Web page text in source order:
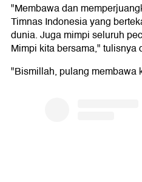
"Membawa dan
Timnas Indonesia yang
dunia. Juga mimpi seluruh
Mimpi kita bersama,"
"Bismillah, pulang membawa